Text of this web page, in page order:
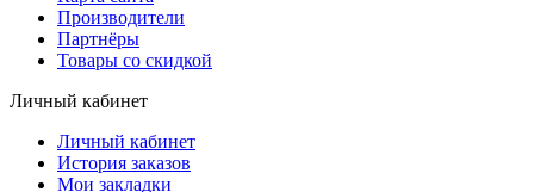
Производители
Партнёры
Товары со скидкой
Личный кабинет
Личный кабинет
История заказов
Мои закладки